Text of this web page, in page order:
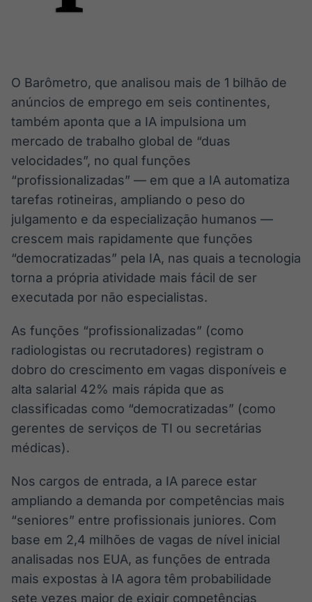
O Barômetro, que analisou mais de 1 bilhão de
anúncios de emprego em seis continentes,
também aponta que a IA impulsiona um
mercado de trabalho global de “duas
velocidades”, no qual funções
“profissionalizadas” — em que a IA automatiza
tarefas rotineiras, ampliando o peso do
julgamento e da especialização humanos —
crescem mais rapidamente que funções
“democratizadas” pela IA, nas quais a tecnologia
torna a própria atividade mais fácil de ser
executada por não especialistas.
As funções “profissionalizadas” (como
radiologistas ou recrutadores) registram o
dobro do crescimento em vagas disponíveis e
alta salarial 42% mais rápida que as
classificadas como “democratizadas” (como
gerentes de serviços de TI ou secretárias
médicas).
Nos cargos de entrada, a IA parece estar
ampliando a demanda por competências mais
“seniores” entre profissionais juniores. Com
base em 2,4 milhões de vagas de nível inicial
analisadas nos EUA, as funções de entrada
mais expostas à IA agora têm probabilidade
sete vezes maior de exigir competências